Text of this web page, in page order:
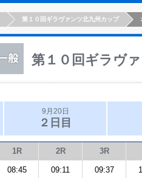
第１０回ギラヴァンツ北九州カップ
第１０回ギラヴ
9月20日
２日目
1R 2R 3R
08:45 09:11 09:37